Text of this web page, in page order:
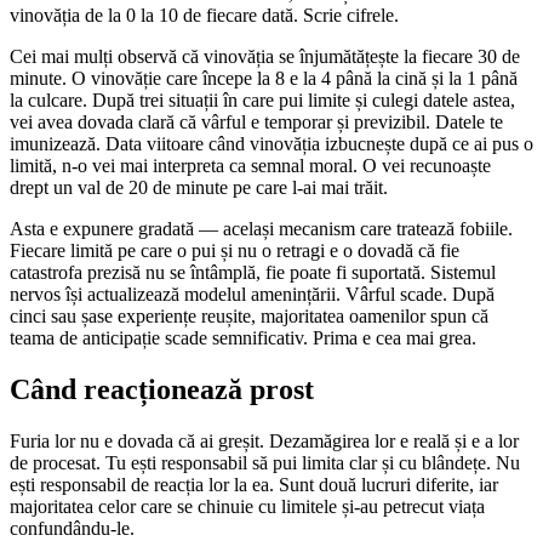
vinovăția de la 0 la 10 de fiecare dată. Scrie cifrele.
Cei mai mulți observă că vinovăția se înjumătățește la fiecare 30 de
minute. O vinovăție care începe la 8 e la 4 până la cină și la 1 până
la culcare. După trei situații în care pui limite și culegi datele astea,
vei avea dovada clară că vârful e temporar și previzibil. Datele te
imunizează. Data viitoare când vinovăția izbucnește după ce ai pus o
limită, n-o vei mai interpreta ca semnal moral. O vei recunoaște
drept un val de 20 de minute pe care l-ai mai trăit.
Asta e expunere gradată — același mecanism care tratează fobiile.
Fiecare limită pe care o pui și nu o retragi e o dovadă că fie
catastrofa prezisă nu se întâmplă, fie poate fi suportată. Sistemul
nervos își actualizează modelul amenințării. Vârful scade. După
cinci sau șase experiențe reușite, majoritatea oamenilor spun că
teama de anticipație scade semnificativ. Prima e cea mai grea.
Când reacționează prost
Furia lor nu e dovada că ai greșit. Dezamăgirea lor e reală și e a lor
de procesat. Tu ești responsabil să pui limita clar și cu blândețe. Nu
ești responsabil de reacția lor la ea. Sunt două lucruri diferite, iar
majoritatea celor care se chinuie cu limitele și-au petrecut viața
confundându-le.